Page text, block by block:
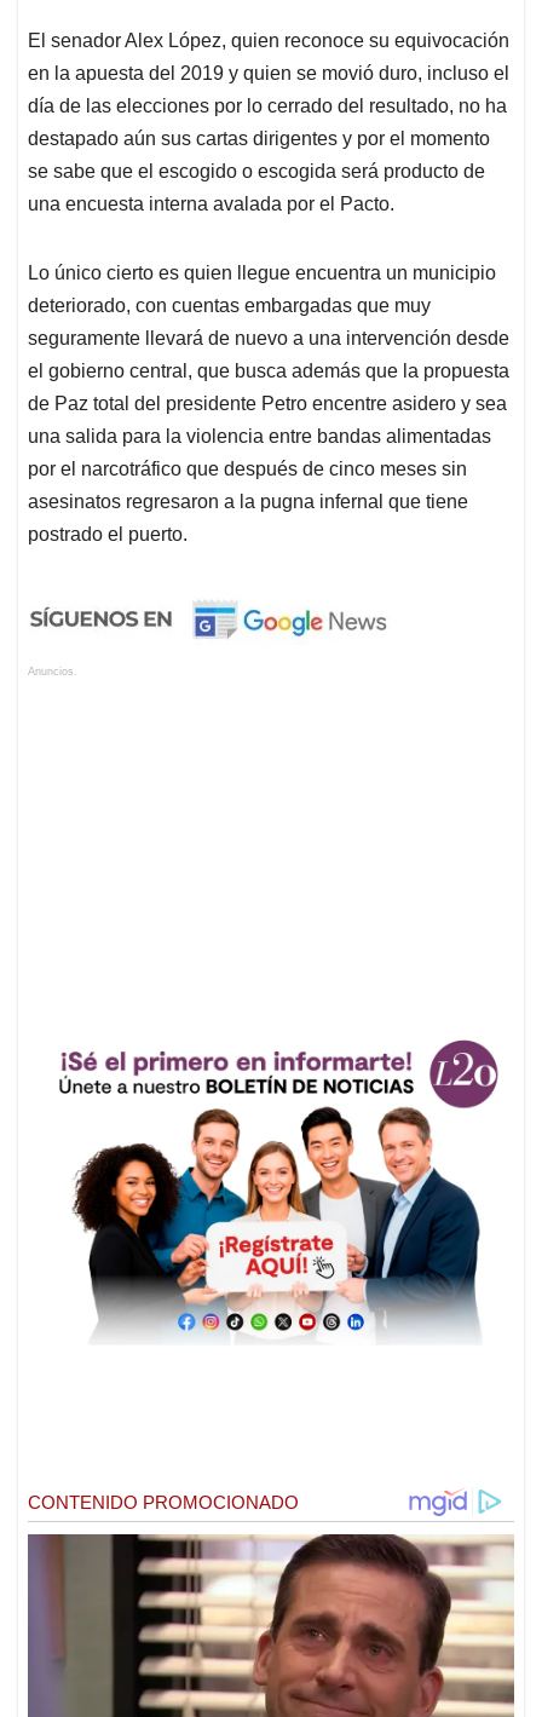
El senador Alex López, quien reconoce su equivocación
en la apuesta del 2019 y quien se movió duro, incluso el
día de las elecciones por lo cerrado del resultado, no ha
destapado aún sus cartas dirigentes y por el momento
se sabe que el escogido o escogida será producto de
una encuesta interna avalada por el Pacto.
Lo único cierto es quien llegue encuentra un municipio
deteriorado, con cuentas embargadas que muy
seguramente llevará de nuevo a una intervención desde
el gobierno central, que busca además que la propuesta
de Paz total del presidente Petro encentre asidero y sea
una salida para la violencia entre bandas alimentadas
por el narcotráfico que después de cinco meses sin
asesinatos regresaron a la pugna infernal que tiene
postrado el puerto.
Anuncios.